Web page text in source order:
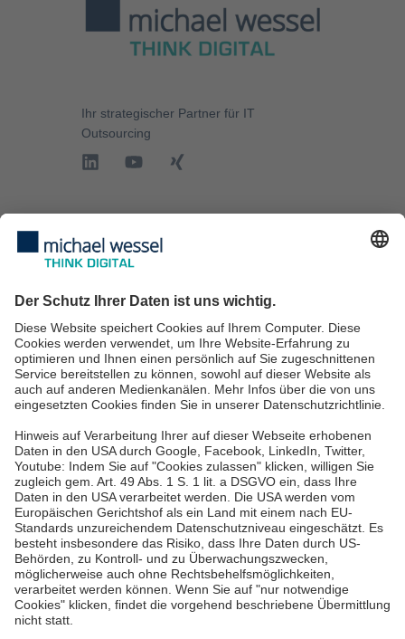
Ihr strategischer Partner für IT
Outsourcing
IT-Services
IT-Beratung
IT Services für KMU
IT Service Desk
Über uns
Karriere
Blog
News & Events